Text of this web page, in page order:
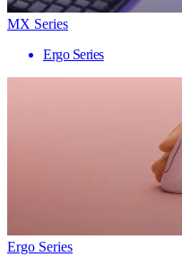
MX Series
Ergo Series
Ergo Series